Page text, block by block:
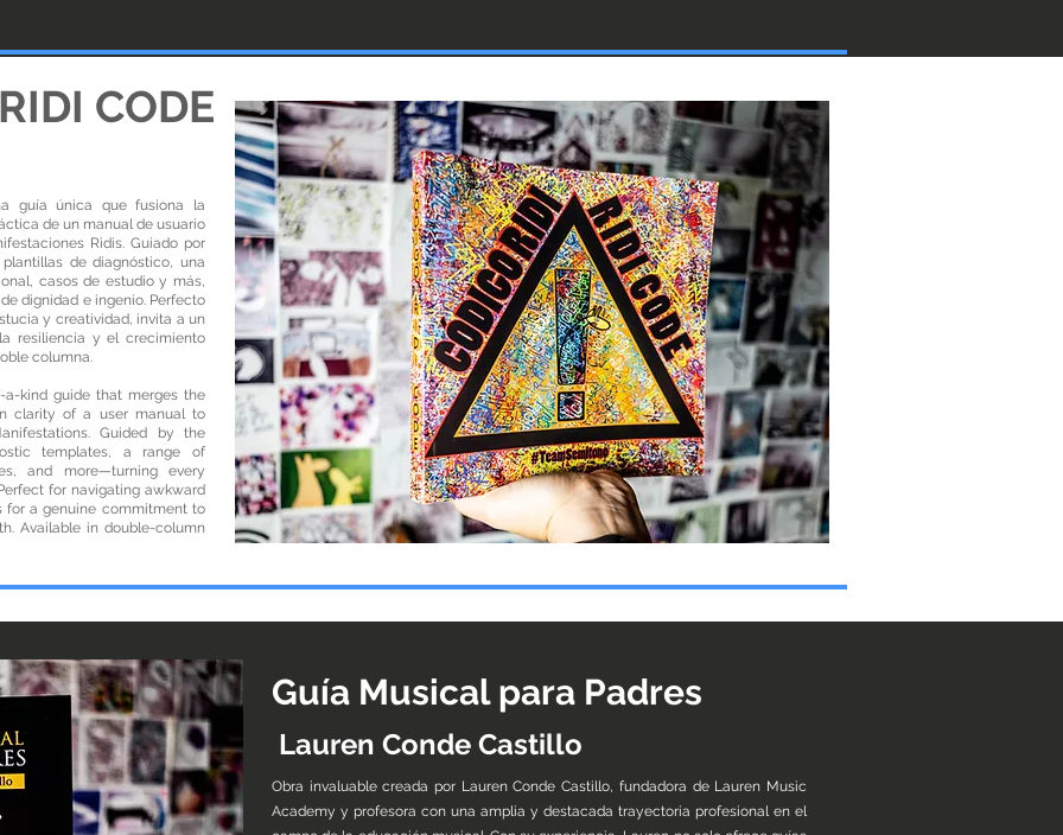
CODE
guía única que fusiona la
de un manual de usuario
Ridis. Guiado por
de diagnóstico, una
casos de estudio y más,
dignidad e ingenio. Perfecto
y creatividad, invita a un
resiliencia y el crecimiento
columna.
kind guide that merges the
clarity of a user manual to
Guided by the
templates, a range of
and more—turning every
for navigating awkward
for a genuine commitment to
Available in double-column
Guía Musical para Padres
Lauren Conde Castillo
Obra invaluable creada por Lauren Conde Castillo, fundadora de Lauren Music
Academy y profesora con una amplia y destacada trayectoria profesional en el